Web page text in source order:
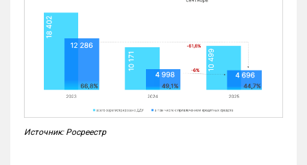
Источник: Росреестр